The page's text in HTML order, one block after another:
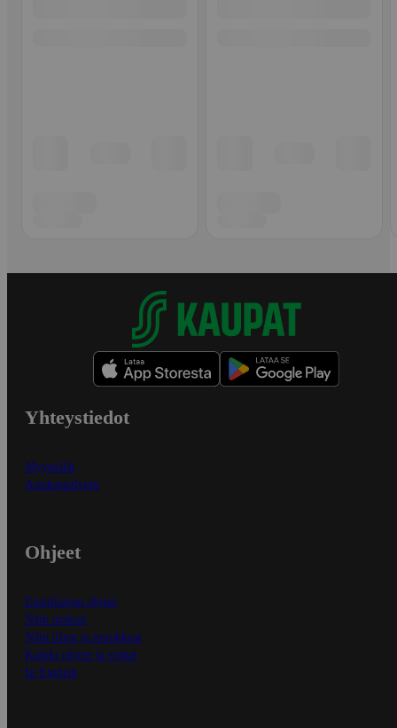
Yhteystiedot
Myymälät
Asiakaspalvelu
Ohjeet
Ensitilaajan ohjeet
Näin maksat
Näin tilaat ja muokkaat
Kaikki ohjeet ja vinkit
In English